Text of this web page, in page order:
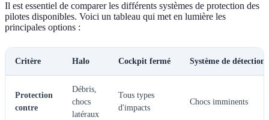
Il est essentiel de comparer les différents systèmes de protection des
pilotes disponibles. Voici un tableau qui met en lumière les
principales options :
Critère Halo Cockpit fermé Système de détection
Protection
contre
Débris,
chocs
latéraux
Tous types
d'impacts
Chocs imminents